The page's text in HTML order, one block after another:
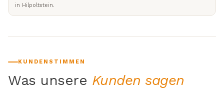
in Hilpoltstein.
KUNDENSTIMMEN
Was unsere Kunden sagen